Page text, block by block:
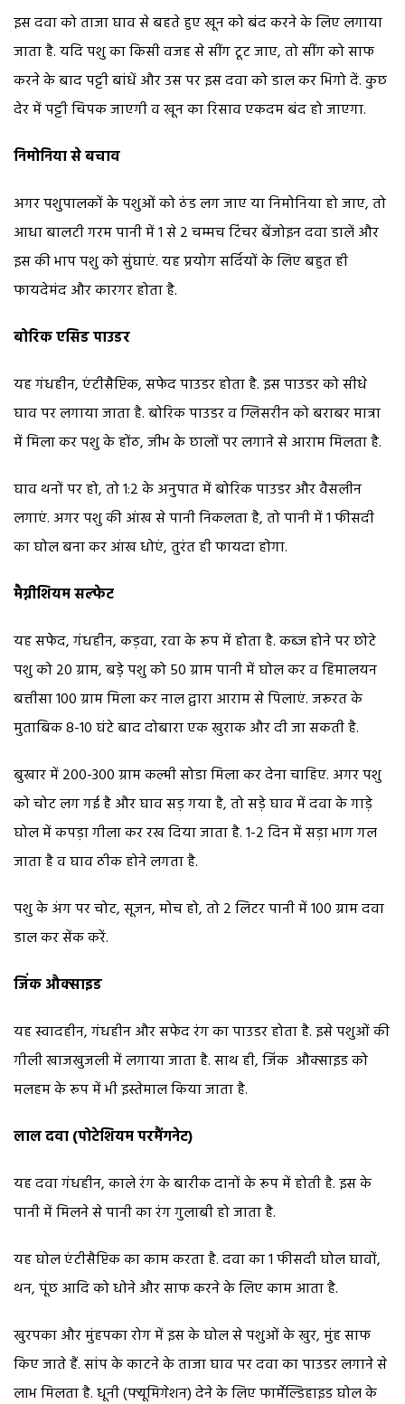
इस दवा को ताजा घाव से बहते हुए खून को बंद करने के लिए लगाया
जाता है. यदि पशु का किसी वजह से सींग टूट जाए, तो सींग को साफ
करने के बाद पट्टी बांधें और उस पर इस दवा को डाल कर भिगो दें. कुछ
देर में पट्टी चिपक जाएगी व खून का रिसाव एकदम बंद हो जाएगा.
निमोनिया से बचाव
अगर पशुपालकों के पशुओं को ठंड लग जाए या निमोनिया हो जाए, तो
आधा बालटी गरम पानी में 1 से 2 चम्मच टिंचर बेंजोइन दवा डालें और
इस की भाप पशु को सुंघाएं. यह प्रयोग सर्दियों के लिए बहुत ही
फायदेमंद और कारगर होता है.
बोरिक एसिड पाउडर
यह गंधहीन, एंटीसैप्टिक, सफेद पाउडर होता है. इस पाउडर को सीधे
घाव पर लगाया जाता है. बोरिक पाउडर व ग्लिसरीन को बराबर मात्रा
में मिला कर पशु के होंठ, जीभ के छालों पर लगाने से आराम मिलता है.
घाव थनों पर हो, तो 1:2 के अनुपात में बोरिक पाउडर और वैसलीन
लगाएं. अगर पशु की आंख से पानी निकलता है, तो पानी में 1 फीसदी
का घोल बना कर आंख धोएं, तुरंत ही फायदा होगा.
मैग्नीशियम सल्फेट
यह सफेद, गंधहीन, कड़वा, रवा के रूप में होता है. कब्ज होने पर छोटे
पशु को 20 ग्राम, बडे़ पशु को 50 ग्राम पानी में घोल कर व हिमालयन
बत्तीसा 100 ग्राम मिला कर नाल द्वारा आराम से पिलाएं. जरूरत के
मुताबिक 8-10 घंटे बाद दोबारा एक खुराक और दी जा सकती है.
बुखार में 200-300 ग्राम कल्मी सोडा मिला कर देना चाहिए. अगर पशु
को चोट लग गई है और घाव सड़ गया है, तो सड़े घाव में दवा के गाड़े
घोल में कपड़ा गीला कर रख दिया जाता है. 1-2 दिन में सड़ा भाग गल
जाता है व घाव ठीक होने लगता है.
पशु के अंग पर चोट, सूजन, मोच हो, तो 2 लिटर पानी में 100 ग्राम दवा
डाल कर सेंक करें.
जिंक औक्साइड
यह स्वादहीन, गंधहीन और सफेद रंग का पाउडर होता है. इसे पशुओं की
गीली खाजखुजली में लगाया जाता है. साथ ही, जिंक औक्साइड को
मलहम के रूप में भी इस्तेमाल किया जाता है.
लाल दवा (पोटेशियम परमैंगनेट)
यह दवा गंधहीन, काले रंग के बारीक दानों के रूप में होती है. इस के
पानी में मिलने से पानी का रंग गुलाबी हो जाता है.
यह घोल एंटीसैप्टिक का काम करता है. दवा का 1 फीसदी घोल घावों,
थन, पूंछ आदि को धोने और साफ करने के लिए काम आता है.
खुरपका और मुंहपका रोग में इस के घोल से पशुओं के खुर, मुंह साफ
किए जाते हैं. सांप के काटने के ताजा घाव पर दवा का पाउडर लगाने से
लाभ मिलता है. धूनी (फ्यूमिगेशन) देने के लिए फार्मेल्डिहाइड घोल के